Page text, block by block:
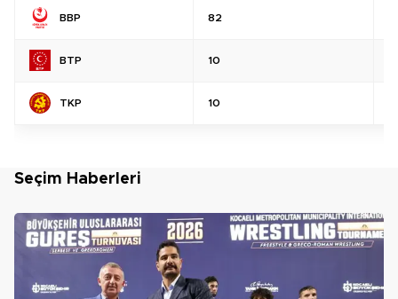
BBP 82
BTP 10
TKP 10
Seçim Haberleri